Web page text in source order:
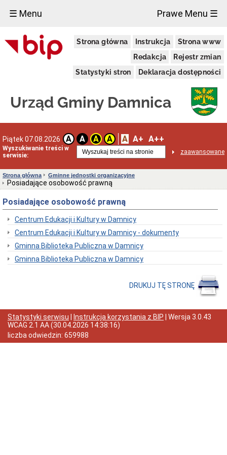
☰ Menu Prawe Menu ☰
Strona główna Instrukcja
Strona www
Redakcja
Rejestr zmian
Statystyki stron
Deklaracja dostępności
Urząd Gminy Damnica
Piątek 07.08.2026 A A A A A A+ A++
Wyszukiwanie treści w
serwisie:
zaawansowane
Urząd
Gminy
Gmina
Dni
interesantów
w
sprawach
i
wniosków
dla
osób
niesłyszących
Organizacja
Urzędu
Regulamin
Organizacyjny
Urzędu
Konsultacje
Społeczne
Punkty
nieodpłatnej
Strona główna Gminne jednostki organizacyjne
Posiadające osobowość prawną
Posiadające osobowość prawną
Centrum Edukacji i Kultury w Damnicy
Centrum Edukacji i Kultury w Damnicy - dokumenty
Gminna Biblioteka Publiczna w Damnicy
Gminna Biblioteka Publiczna w Damnicy
DRUKUJ TĘ STRONĘ
×
Statystyki serwisu Instrukcja korzystania z BIP | Wersja 3.0.43
WCAG 2.1 AA(30.04.2026 14:38:16)
liczba odwiedzin: 659988